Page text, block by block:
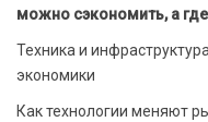
можно сэкономить, а
Техника и
экономики
Как технологии меняют